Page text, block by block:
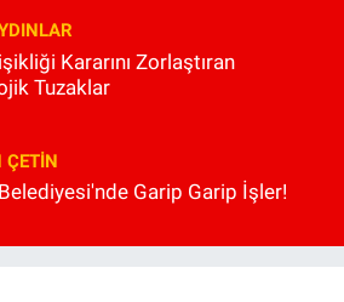
Kararını Zorlaştıran
Tuzaklar
ÇETIN
Garip Garip İşler!